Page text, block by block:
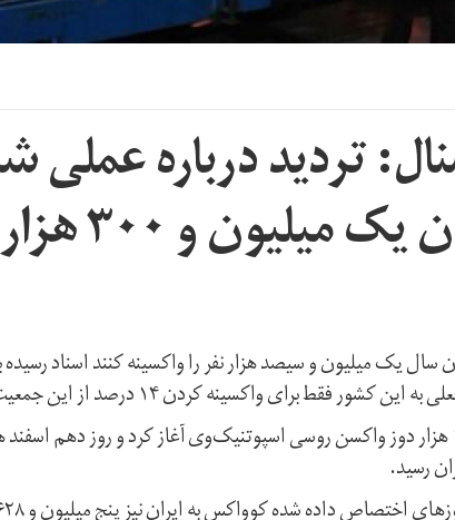
تردید درباره
وعده واکسینه
سال یک میلیون و سیصد هزار نفر را واکسینه کنند اسناد رسیده
برای واکسینه‌ کردن ۱۴ درصد از این جمعیت کافی است.
رسید.